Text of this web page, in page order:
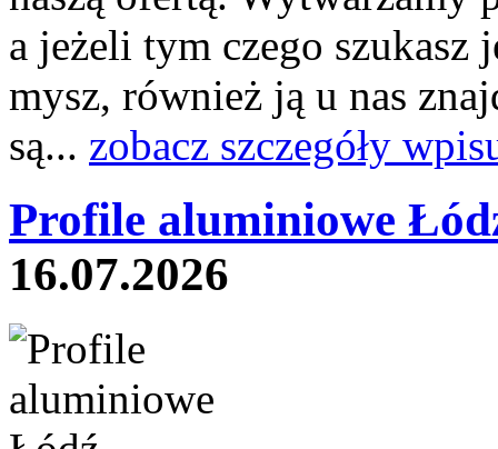
a jeżeli tym czego szukasz
mysz, również ją u nas
są... zobacz szczegóły
Profile aluminiowe
16.07.2026